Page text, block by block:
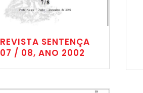
REVISTA SENTENÇA
07 / 08, ANO 2002